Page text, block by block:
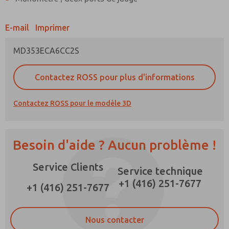
E-mail Imprimer
MD353ECA6CC2S
Contactez ROSS pour plus d'informations
Contactez ROSS pour le modèle 3D
Besoin d'aide ? Aucun problème !
Service Clients
+1 (416) 251-7677
Service technique
+1 (416) 251-7677
Nous contacter
E-Mail
Téléphone
périodiques sur les fonctionnalités, les
j'accepte que les données que je fournis
seront collectées et stockées
utilisées que strictement pour le traitement et
la réponse à ma demande. En soumettant le
formulaire de contact, j'accepte le traitement.